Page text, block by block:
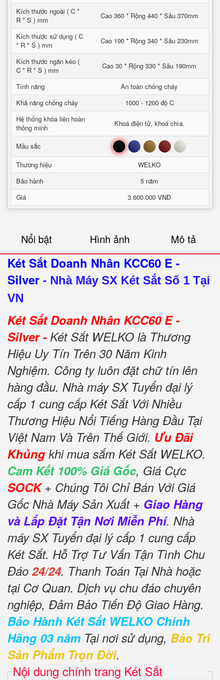
Kích thước ngoài ( C *
R * S ) mm
Cao 360 * Rộng 440 * Sâu 370mm
Kích thước sử dụng ( C
* R * S ) mm
Cao 190 * Rộng 340 * Sâu 230mm
Kích thước ngăn kéo (
C * R * S ) mm
Cao 30 * Rộng 330 * Sâu 190mm
Tính năng
An toàn chống cháy
Khả năng chống cháy
1000 - 1200 độ C
Hệ thống khóa liên hoàn
thông minh
Khoá điện tử, khoá chìa.
Mầu sắc Đen Xanh Nâu Đỏ Trắng
Thương hiệu
WELKO
Bảo hành
5 năm
Giá
3.600.000 VNĐ
Nổi bật Hình ảnh Mô tả
Két Sắt Doanh Nhân KCC60 E -
Silver - Nhà Máy SX Két Sắt Số 1 Tại
VN
Két Sắt Doanh Nhân KCC60 E -
Silver - Két Sắt WELKO là Thương
Hiệu Uy Tín Trên 30 Năm Kinh
Nghiệm. Công ty luôn đặt chữ tín lên
hàng đầu. Nhà máy SX Tuyển đại lý
cấp 1 cung cấp Két Sắt Với Nhiều
Thương Hiệu Nổi Tiếng Hàng Đầu Tại
Việt Nam Và Trên Thế Giới. Ưu Đãi
Khủng khi mua sắm Két Sắt WELKO.
Cam Kết 100% Giá Gốc, Giá Cực
SOCK+ Chúng Tôi Chỉ Bán Với Giá
Gốc Nhà Máy Sản Xuất + Giao Hàng
và Lắp Đặt Tận Nơi Miễn Phí. Nhà
máy SX Tuyển đại lý cấp 1 cung cấp
Két Sắt. Hỗ Trợ Tư Vấn Tận Tình Chu
Đáo 24/24. Thanh Toán Tại Nhà hoặc
tại Cơ Quan. Dịch vụ chu đáo chuyên
nghiệp, Đảm Bảo Tiến Độ Giao Hàng.
Bảo Hành Két Sắt WELKO Chính
Hãng 03 năm Tại nơi sử dụng, Bảo Trì
Sản Phẩm Trọn Đời.
Nội dung chính trang Két Sắt